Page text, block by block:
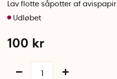
Lav flotte såpotter af avispapir
100 kr